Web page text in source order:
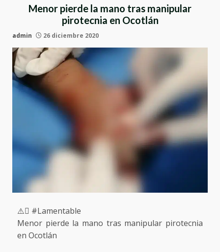
Menor pierde la mano tras manipular
pirotecnia en Ocotlán
admin 26 diciembre 2020
⚠️ #Lamentable
Menor pierde la mano tras manipular pirotecnia
en Ocotlán